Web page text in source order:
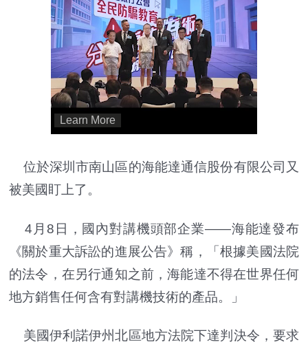
位於深圳市南山區的海能達通信股份有限公司又
被美國盯上了。
4月8日，國內對講機頭部企業——海能達發布
《關於重大訴訟的進展公告》稱，「根據美國法院
的法令，在另行通知之前，海能達不得在世界任何
地方銷售任何含有對講機技術的產品。」
美國伊利諾伊州北區地方法院下達判決令，要求